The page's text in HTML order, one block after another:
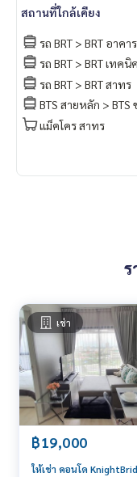
Blue Connect
M:089-175-6462| E:
Website :
Facebook FanPage:
Line ID:
สถานที่ใกล้เคียง
รถ BRT > BRT อาคา
รถ BRT > BRT เทค
รถ BRT > BRT สาทร
BTS สายหลัก >
แม็คโคร สาทร
ร
เช่า
฿19,000
ให้เช่า คอนโด